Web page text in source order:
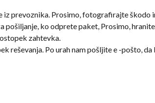
prevoznika. Prosimo, fotografirajte škodo
ko odprete paket, Prosimo,
zahtevka.
reševanja. Po urah nam pošljite e -pošto, da